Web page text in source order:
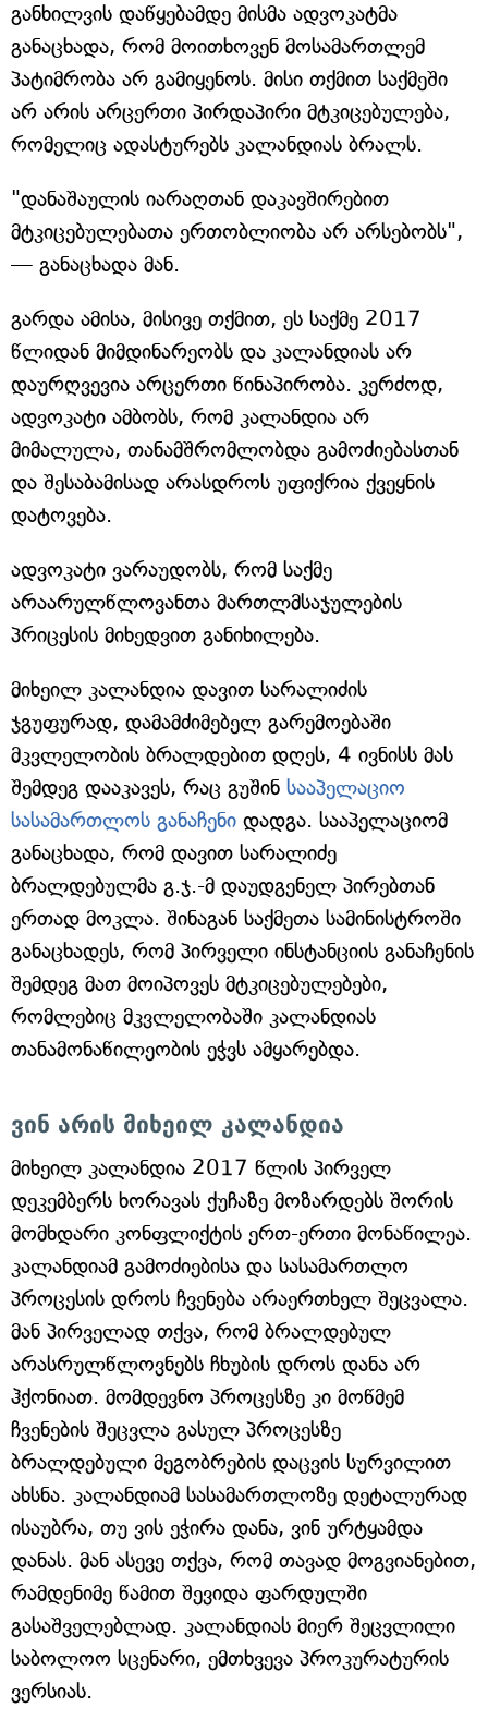
განხილვის დაწყებამდე მისმა ადვოკატმა
განაცხადა, რომ მოითხოვენ მოსამართლემ
პატიმრობა არ გამიყენოს. მისი თქმით საქმეში
არ არის არცერთი პირდაპირი მტკიცებულება,
რომელიც ადასტურებს კალანდიას ბრალს.
"დანაშაულის იარაღთან დაკავშირებით
მტკიცებულებათა ერთობლიობა არ არსებობს",
— განაცხადა მან.
გარდა ამისა, მისივე თქმით, ეს საქმე 2017
წლიდან მიმდინარეობს და კალანდიას არ
დაურღვევია არცერთი წინაპირობა. კერძოდ,
ადვოკატი ამბობს, რომ კალანდია არ
მიმალულა, თანამშრომლობდა გამოძიებასთან
და შესაბამისად არასდროს უფიქრია ქვეყნის
დატოვება.
ადვოკატი ვარაუდობს, რომ საქმე
არაარულწლოვანთა მართლმსაჯულების
პრიცესის მიხედვით განიხილება.
მიხეილ კალანდია დავით სარალიძის
ჯგუფურად, დამამძიმებელ გარემოებაში
მკვლელობის ბრალდებით დღეს, 4 ივნისს მას
შემდეგ დააკავეს, რაც გუშინ სააპელაციო
სასამართლოს განაჩენი დადგა. სააპელაციომ
განაცხადა, რომ დავით სარალიძე
ბრალდებულმა გ.ჯ.-მ დაუდგენელ პირებთან
ერთად მოკლა. შინაგან საქმეთა სამინისტროში
განაცხადეს, რომ პირველი ინსტანციის განაჩენის
შემდეგ მათ მოიპოვეს მტკიცებულებები,
რომლებიც მკვლელობაში კალანდიას
თანამონაწილეობის ეჭვს ამყარებდა.
ვინ არის მიხეილ კალანდია
მიხეილ კალანდია 2017 წლის პირველ
დეკემბერს ხორავას ქუჩაზე მოზარდებს შორის
მომხდარი კონფლიქტის ერთ-ერთი მონაწილეა.
კალანდიამ გამოძიებისა და სასამართლო
პროცესის დროს ჩვენება არაერთხელ შეცვალა.
მან პირველად თქვა, რომ ბრალდებულ
არასრულწლოვნებს ჩხუბის დროს დანა არ
ჰქონიათ. მომდევნო პროცესზე კი მოწმემ
ჩვენების შეცვლა გასულ პროცესზე
ბრალდებული მეგობრების დაცვის სურვილით
ახსნა. კალანდიამ სასამართლოზე დეტალურად
ისაუბრა, თუ ვის ეჭირა დანა, ვინ ურტყამდა
დანას. მან ასევე თქვა, რომ თავად მოგვიანებით,
რამდენიმე წამით შევიდა ფარდულში
გასაშველებლად. კალანდიას მიერ შეცვლილი
საბოლოო სცენარი, ემთხვევა პროკურატურის
ვერსიას.